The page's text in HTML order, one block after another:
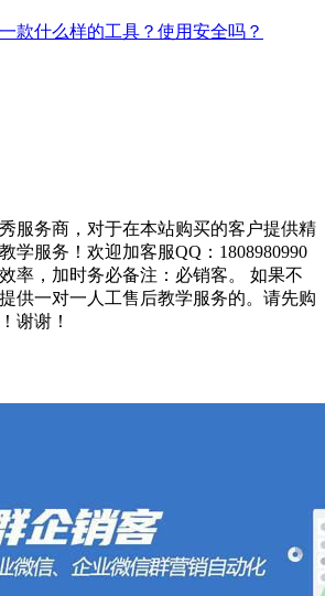
款什么样的工具？使用安全吗？
服务商，对于在本站购买的客户提供精
学服务！欢迎加客服QQ：1808980990
率，加时务必备注：必销客。 如果不
供一对一人工售后教学服务的。请先购
谢谢！